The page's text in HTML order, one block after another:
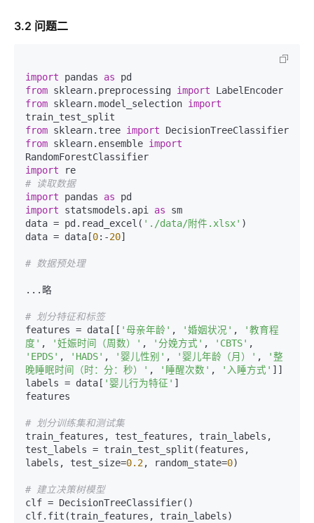
3.2 问题二
import pandas as
from sklearn.preprocessing import
from sklearn.model_selection import
from sklearn.tree import
from sklearn.ensemble import
import
# 读取数据
import pandas as
import statsmodels.api as sm
data = pd.read_excel( './data/附件.xlsx' )
data = data[0:-20]
# 数据预处理
...略
# 划分特征和标签
features = data[[ '母亲年龄' , '婚姻状况' ,
'教育程
度' , '妊娠时间（周数）' , '分娩方式' , 'CBTS'
'EPDS' , 'HADS' , '婴儿性别' , '婴儿年龄（月）' ,
'整
晚睡眠时间（时：分：秒）' , '睡醒次数' , '入睡方式' ]]
labels = data[ '婴儿行为特征' ]
features
# 划分训练集和测试集
train_features, test_features, train_labels,
test_labels = train_test_split(features,
labels, test_size=0.2, random_state=0)
# 建立决策树模型
clf = DecisionTreeClassifier()
clf.fit(train_features, train_labels)